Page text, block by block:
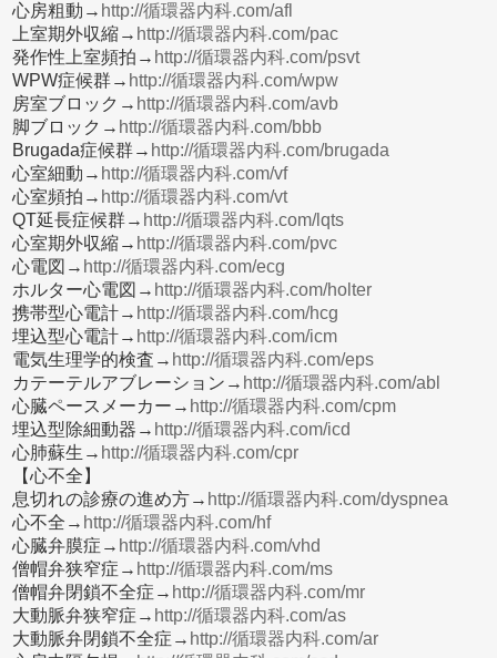
心房粗動→ http://循環器内科.com/afl
上室期外収縮→ http://循環器内科.com/pac
発作性上室頻拍→ http://循環器内科.com/psvt
WPW症候群→ http://循環器内科.com/wpw
房室ブロック→ http://循環器内科.com/avb
脚ブロック→ http://循環器内科.com/bbb
Brugada症候群→ http://循環器内科.com/brugada
心室細動→ http://循環器内科.com/vf
心室頻拍→ http://循環器内科.com/vt
QT延長症候群→ http://循環器内科.com/lqts
心室期外収縮→ http://循環器内科.com/pvc
心電図→ http://循環器内科.com/ecg
ホルター心電図→ http://循環器内科.com/holter
携帯型心電計→ http://循環器内科.com/hcg
埋込型心電計→ http://循環器内科.com/icm
電気生理学的検査→ http://循環器内科.com/eps
カテーテルアブレーション→ http://循環器内科.com/abl
心臓ペースメーカー→ http://循環器内科.com/cpm
埋込型除細動器→ http://循環器内科.com/icd
心肺蘇生→ http://循環器内科.com/cpr
【心不全】
息切れの診療の進め方→ http://循環器内科.com/dyspnea
心不全→ http://循環器内科.com/hf
心臓弁膜症→ http://循環器内科.com/vhd
僧帽弁狭窄症→ http://循環器内科.com/ms
僧帽弁閉鎖不全症→ http://循環器内科.com/mr
大動脈弁狭窄症→ http://循環器内科.com/as
大動脈弁閉鎖不全症→ http://循環器内科.com/ar